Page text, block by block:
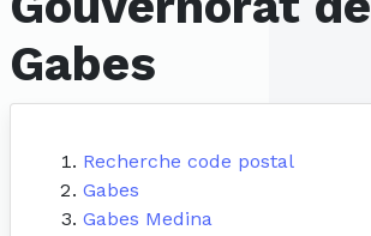
Gabes
Recherche code postal
Gabes
Gabes Medina